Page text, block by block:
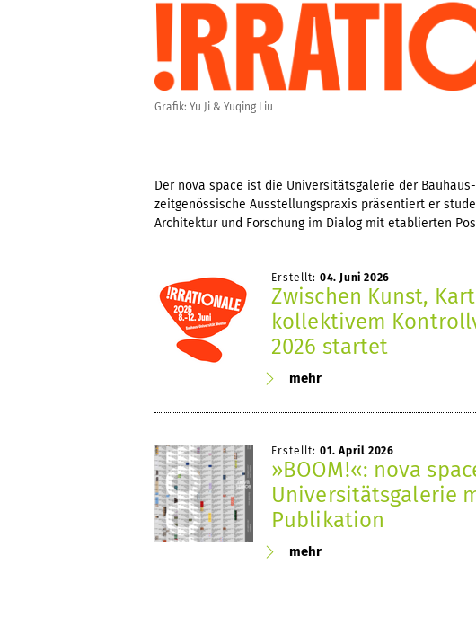
Grafik: Yu Ji & Yuqing Liu
Der nova space ist die Universitätsgalerie der
zeitgenössische Ausstellungspraxis präsentiert er
Architektur und Forschung im Dialog mit etablierten
Erstellt: 04. Juni 2026
Zwischen Kunst,
kollektivem
2026 startet
mehr
Erstellt: 01. April 2026
»BOOM!«: nova
Universitätsgalerie
Publikation
mehr